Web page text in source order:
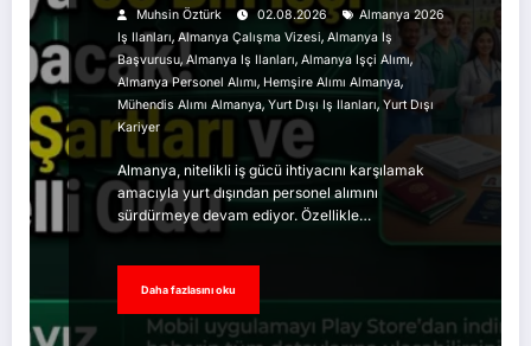
Muhsin Öztürk 02.08.2026
Almanya 2026
Iş Ilanları, Almanya Çalışma Vizesi, Almanya Iş
Başvurusu, Almanya Iş Ilanları, Almanya Işçi Alımı,
Almanya Personel Alımı, Hemşire Alımı Almanya,
Mühendis Alımı Almanya, Yurt Dışı Iş Ilanları, Yurt Dışı
Kariyer
Almanya, nitelikli iş gücü ihtiyacını karşılamak
amacıyla yurt dışından personel alımını
sürdürmeye devam ediyor. Özellikle…
Daha fazlasını oku